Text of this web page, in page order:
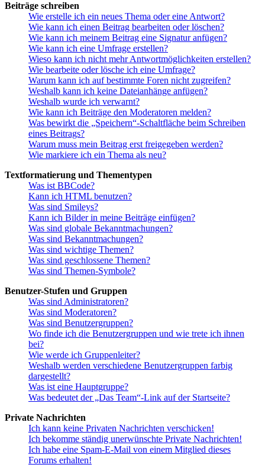
Beiträge schreiben
Wie erstelle ich ein neues Thema oder eine Antwort?
Wie kann ich einen Beitrag bearbeiten oder löschen?
Wie kann ich meinem Beitrag eine Signatur anfügen?
Wie kann ich eine Umfrage erstellen?
Wieso kann ich nicht mehr Antwortmöglichkeiten erstellen?
Wie bearbeite oder lösche ich eine Umfrage?
Warum kann ich auf bestimmte Foren nicht zugreifen?
Weshalb kann ich keine Dateianhänge anfügen?
Weshalb wurde ich verwarnt?
Wie kann ich Beiträge den Moderatoren melden?
Was bewirkt die „Speichern“-Schaltfläche beim Schreiben
eines Beitrags?
Warum muss mein Beitrag erst freigegeben werden?
Wie markiere ich ein Thema als neu?
Textformatierung und Thementypen
Was ist BBCode?
Kann ich HTML benutzen?
Was sind Smileys?
Kann ich Bilder in meine Beiträge einfügen?
Was sind globale Bekanntmachungen?
Was sind Bekanntmachungen?
Was sind wichtige Themen?
Was sind geschlossene Themen?
Was sind Themen-Symbole?
Benutzer-Stufen und Gruppen
Was sind Administratoren?
Was sind Moderatoren?
Was sind Benutzergruppen?
Wo finde ich die Benutzergruppen und wie trete ich ihnen
bei?
Wie werde ich Gruppenleiter?
Weshalb werden verschiedene Benutzergruppen farbig
dargestellt?
Was ist eine Hauptgruppe?
Was bedeutet der „Das Team“-Link auf der Startseite?
Private Nachrichten
Ich kann keine Privaten Nachrichten verschicken!
Ich bekomme ständig unerwünschte Private Nachrichten!
Ich habe eine Spam-E-Mail von einem Mitglied dieses
Forums erhalten!